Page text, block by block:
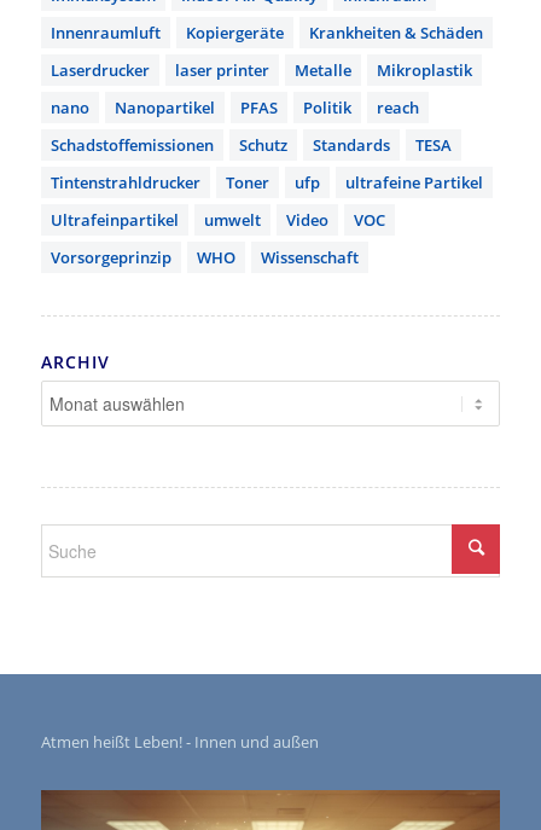
Innenraumluft
Kopiergeräte
Krankheiten & Schäden
Laserdrucker
laser printer Metalle
Mikroplastik
nano
Nanopartikel PFAS Politik
reach
Schadstoffemissionen
Schutz Standards
TESA
Tintenstrahldrucker
Toner ufp
ultrafeine Partikel
Ultrafeinpartikel
umwelt Video
VOC
Vorsorgeprinzip
WHO Wissenschaft
ARCHIV
Atmen heißt Leben! - Innen und außen